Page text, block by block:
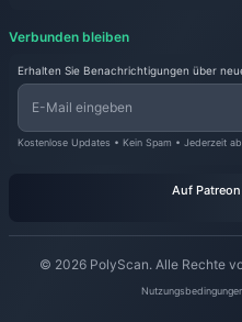
Verbunden bleiben
Erhalten Sie Benachrichtigungen über
Kostenlose Updates • Kein Spam • Jederzeit
Auf
© 2026 PolyScan. Alle Rechte